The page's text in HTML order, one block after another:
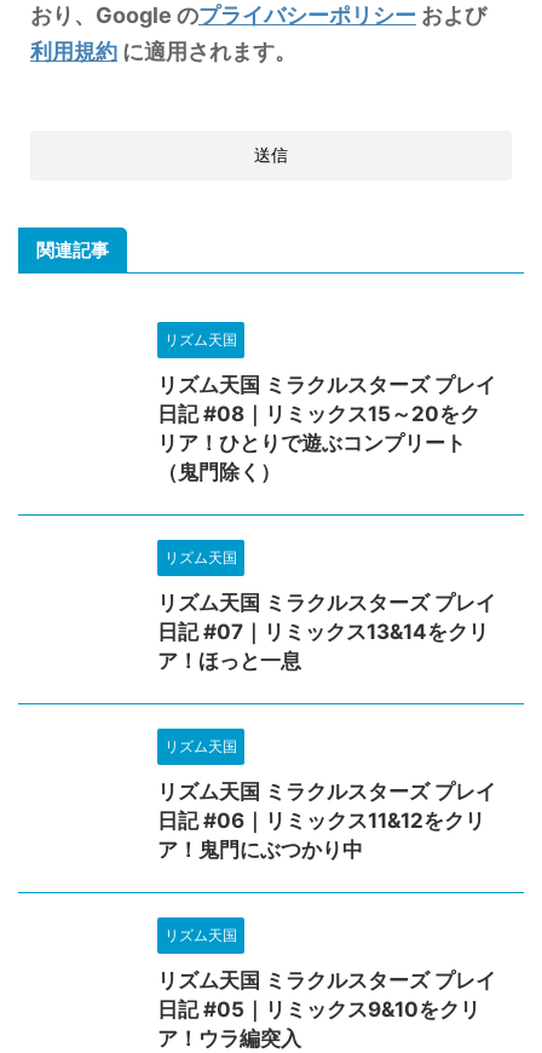
おり、Google のプライバシーポリシー および
利用規約 に適用されます。
関連記事
リズム天国
リズム天国 ミラクルスターズ プレイ
日記 #08｜リミックス15～20をク
リア！ひとりで遊ぶコンプリート
（鬼門除く）
リズム天国
リズム天国 ミラクルスターズ プレイ
日記 #07｜リミックス13&14をクリ
ア！ほっと一息
リズム天国
リズム天国 ミラクルスターズ プレイ
日記 #06｜リミックス11&12をクリ
ア！鬼門にぶつかり中
リズム天国
リズム天国 ミラクルスターズ プレイ
日記 #05｜リミックス9&10をクリ
ア！ウラ編突入